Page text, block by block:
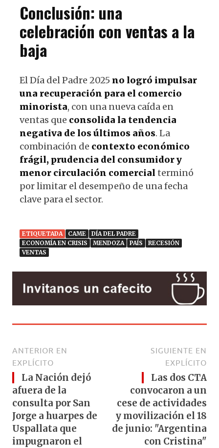
Conclusión: una
celebración con ventas a la
baja
El Día del Padre 2025 no logró impulsar
una recuperación para el comercio
minorista, con una nueva caída en
ventas que consolida la tendencia
negativa de los últimos años. La
combinación de contexto económico
frágil, prudencia del consumidor y
menor circulación comercial terminó
por limitar el desempeño de una fecha
clave para el sector.
ETIQUETADA CAME
DÍA DEL PADRE
ECONOMÍA EN CRISIS
MENDOZA PAÍS
RECESIÓN
VENTAS
ANTERIOR EN
EXPLÍCITO
La Nación dejó
afuera de la
consulta por San
Jorge a huarpes de
Uspallata que
impugnaron el
SIGUIENTE EN
EXPLÍCITO
Las dos CTA
convocaron a un
cese de actividades
y movilización el 18
de junio: "Argentina
con Cristina"